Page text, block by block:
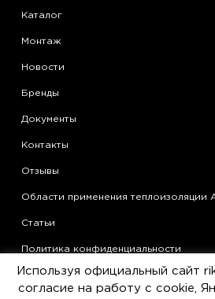
Каталог
Монтаж
Новости
Бренды
Документы
Контакты
Отзывы
Области применения теплоизоляции
Статьи
Политика конфиденциальности
Согласие на обработку
Используя официальный сайт
согласие на работу с cookie,